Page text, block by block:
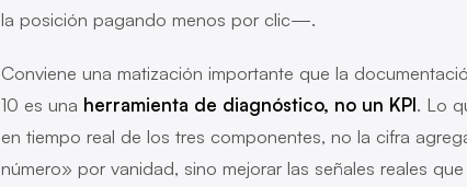
la posición pagando menos por clic—.
Conviene una matización importante que la
10 es una herramienta de diagnóstico, no un KPI. Lo
en tiempo real de los tres componentes, no la cifra
número» por vanidad, sino mejorar las señales reales